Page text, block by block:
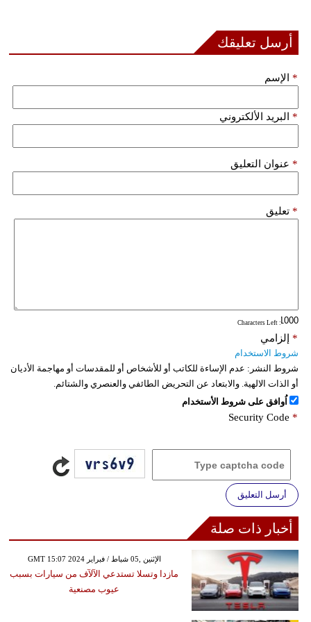
أرسل تعليقك
الإسم *
البريد الألكتروني *
عنوان التعليق *
تعليق *
: Characters Left
إلزامي *
شروط الاستخدام
شروط النشر: عدم الإساءة للكاتب أو للأشخاص أو للمقدسات أو مهاجمة الأديان
أو الذات الالهية. والابتعاد عن التحريض الطائفي والعنصري والشتائم.
اُوافق على شروط الأستخدام
Security Code *
أرسل التعليق
أخبار ذات صلة
GMT 15:07 2024 الإثنين ,05 شباط / فبراير
مازدا وتسلا تستدعي الآلآف من سيارات بسبب
عيوب مصنعية